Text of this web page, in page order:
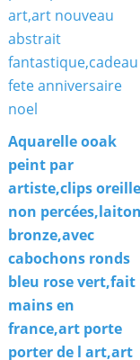
Aquarelle ooak
peint par
artiste,clips
non percées,laiton
bronze,avec
cabochons ronds
bleu rose vert,fait
mains en
france,art porte
porter de l art,art